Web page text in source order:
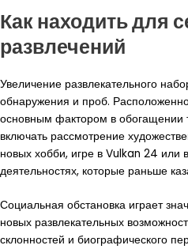
Как находить для
развлечений
Увеличение развлекательного
обнаружения и проб.
основным фактором в обогащении
включать рассмотрение
новых хобби, игре в Vulkan 24 или
деятельностях, которые раньше
Социальная обстановка играет
новых развлекательных
склонностей и биографического